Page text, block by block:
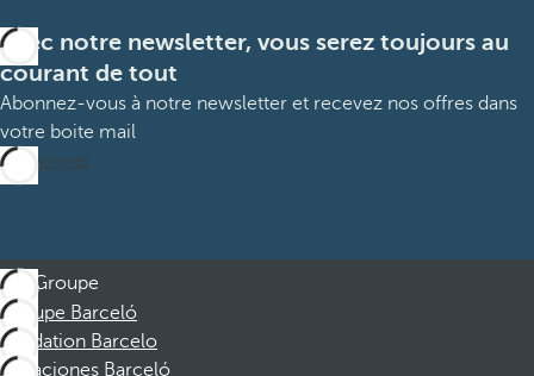
Avec notre newsletter, vous serez toujours au
courant de tout
Abonnez-vous à notre newsletter et recevez nos offres dans
votre boite mail
M’abonner
Groupe
Groupe Barceló
Fondation Barcelo
Vacaciones Barceló